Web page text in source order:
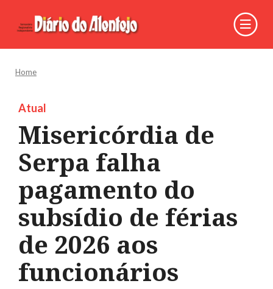
Home
Atual
Misericórdia de
Serpa falha
pagamento do
subsídio de férias
de 2026 aos
funcionários